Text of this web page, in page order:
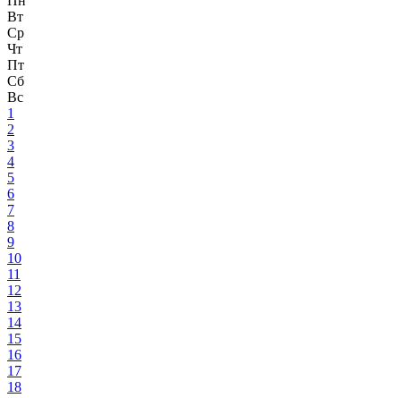
Вт
Ср
Чт
Пт
Сб
Вс
1
2
3
4
5
6
7
8
9
10
11
12
13
14
15
16
17
18